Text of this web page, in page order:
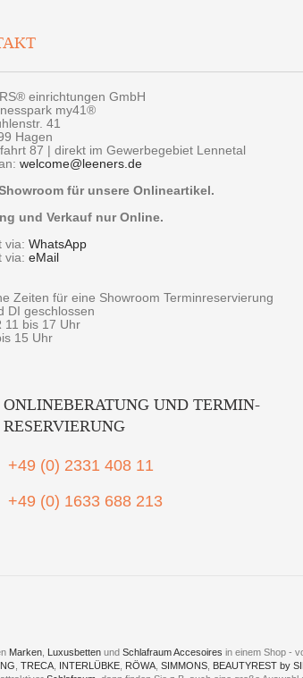
einrichtungen GmbH
my41®
41
Hagen
87 | direkt im Gewerbegebiet Lennetal
welcome@leeners.de
für unsere Onlineartikel.
und Verkauf nur Online.
via: WhatsApp
via: eMail
Zeiten für eine Showroom Terminreservierung
DI geschlossen
11 bis 17 Uhr
15 Uhr
ONLINEBERATUNG UND TERMIN-
RESERVIERUNG
+49 (0) 2331 408 11
+49 (0) 1633 688 213
Marken Luxusbetten und Schlafraum Accesoires in einem Shop -
TRECA INTERLÜBKE RÖWA SIMMONS BEAUTYREST by